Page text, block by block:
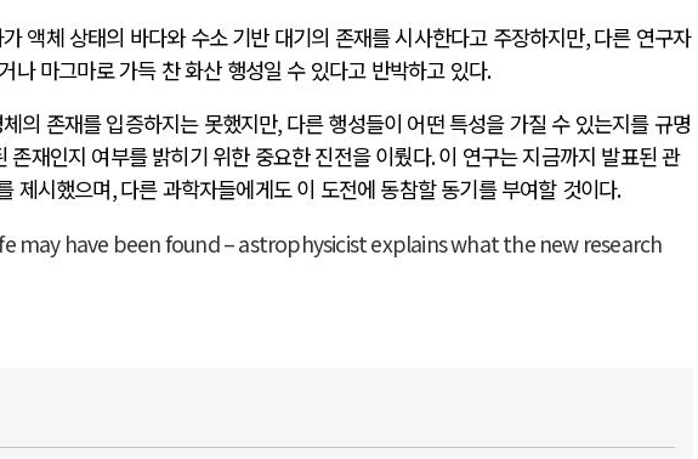
액체 상태의 바다와 수소 기반 대기의 존재를 시사한다고 주장하지만,다른 연구자
나 마그마로 가득 찬 화산 행성일 수 있다고 반박하고 있다.
의 존재를 입증하지는 못했지만, 다른 행성들이 어떤 특성을 가질 수 있는지를 규명
존재인지 여부를 밝히기 위한 중요한 진전을 이뤘다.이 연구는 지금까지 발표된 관
제시했으며,다른 과학자들에게도 이 도전에 동참할 동기를 부여할 것이다.
may have been found – astrophysicist explains what the new research